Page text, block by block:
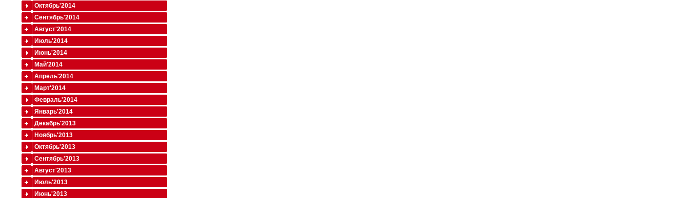
Октябрь'2014
Сентябрь'2014
Август'2014
Июль'2014
Июнь'2014
Май'2014
Апрель'2014
Март'2014
Февраль'2014
Январь'2014
Декабрь'2013
Ноябрь'2013
Октябрь'2013
Сентябрь'2013
Август'2013
Июль'2013
Июнь'2013